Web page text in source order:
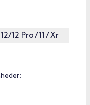
12 Pro / 11 / Xr